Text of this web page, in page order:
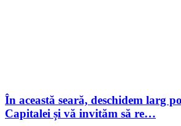
În această seară, deschidem larg
Capitalei și vă invităm să re…